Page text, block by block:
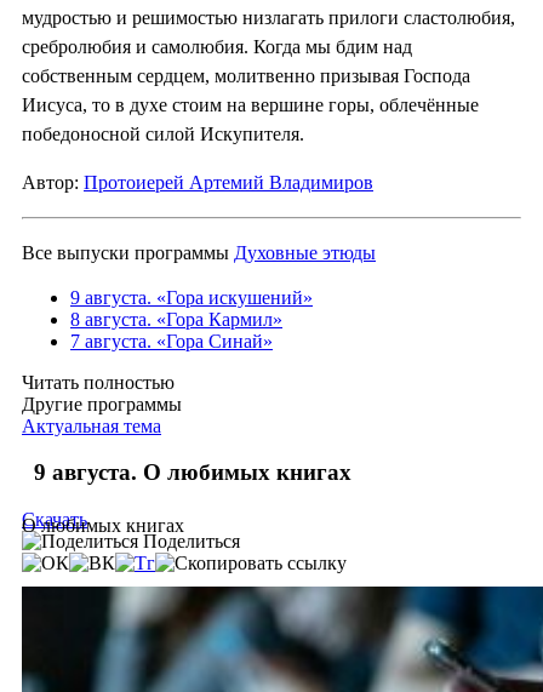
мудростью и решимостью низлагать прилоги сластолюбия,
сребролюбия и самолюбия. Когда мы бдим над
собственным сердцем, молитвенно призывая Господа
Иисуса, то в духе стоим на вершине горы, облечённые
победоносной силой Искупителя.
Автор: Протоиерей Артемий Владимиров
Все выпуски программы Духовные этюды
9 августа. «Гора искушений»
8 августа. «Гора Кармил»
7 августа. «Гора Синай»
Читать полностью
Другие программы
Актуальная тема
9 августа. О любимых книгах
О любимых книгах
Скачать
Поделиться